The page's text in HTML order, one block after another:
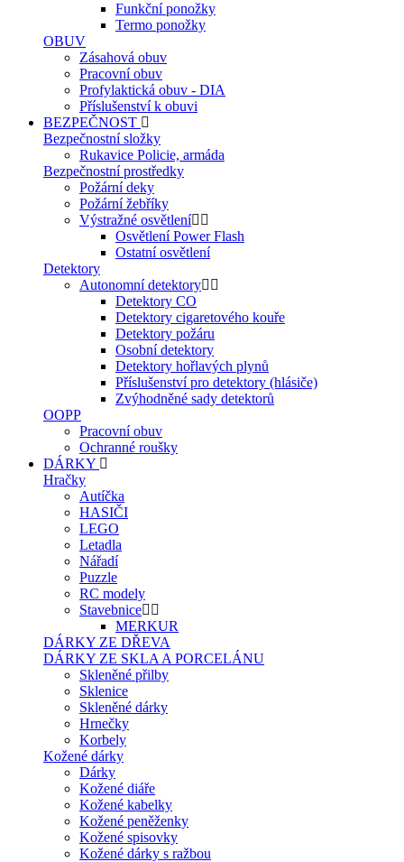
Funkční ponožky
Termo ponožky
OBUV
Zásahová obuv
Pracovní obuv
Profylaktická obuv - DIA
Příslušenství k obuvi
BEZPEČNOST
Bezpečnostní složky
Rukavice Policie, armáda
Bezpečnostní prostředky
Požární deky
Požární žebříky
Výstražné osvětlení
Osvětlení Power Flash
Ostatní osvětlení
Detektory
Autonomní detektory
Detektory CO
Detektory cigaretového kouře
Detektory požáru
Osobní detektory
Detektory hořlavých plynů
Příslušenství pro detektory (hlásiče)
Zvýhodněné sady detektorů
OOPP
Pracovní obuv
Ochranné roušky
DÁRKY
Hračky
Autíčka
HASIČI
LEGO
Letadla
Nářadí
Puzzle
RC modely
Stavebnice
MERKUR
DÁRKY ZE DŘEVA
DÁRKY ZE SKLA A PORCELÁNU
Skleněné přilby
Sklenice
Skleněné dárky
Hrnečky
Korbely
Kožené dárky
Dárky
Kožené diáře
Kožené kabelky
Kožené peněženky
Kožené spisovky
Kožené dárky s ražbou